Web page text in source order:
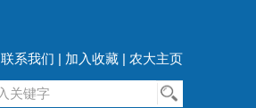
联系我们 | 加入收藏 | 农大主页